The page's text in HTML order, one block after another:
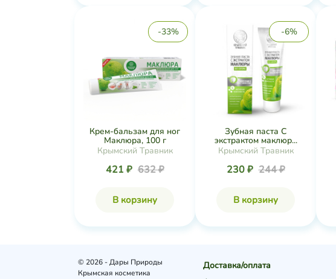
-33%
Крем-бальзам для ног
Маклюра, 100 г
Крымский Травник
421 ₽ 632 ₽
В корзину
-6%
Зубная паста С
экстрактом маклюр...
Крымский Травник
230 ₽ 244 ₽
В корзину
© 2026 - Дары Природы
Крымская косметика
Доставка/оплата